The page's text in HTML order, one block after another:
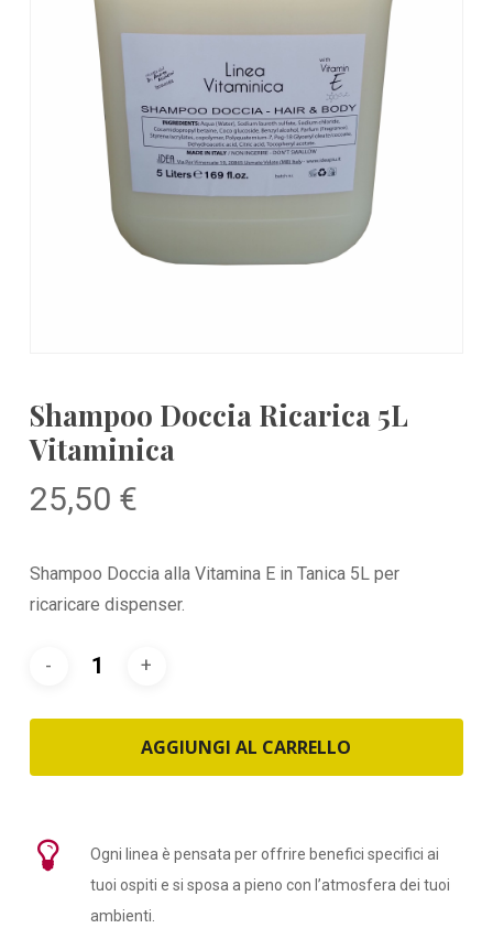
Shampoo Doccia Ricarica 5L
Vitaminica
25,50 €
Shampoo Doccia alla Vitamina E in Tanica 5L per
ricaricare dispenser.
AGGIUNGI AL CARRELLO
Ogni linea è pensata per offrire benefici specifici ai
tuoi ospiti e si sposa a pieno con l’atmosfera dei tuoi
ambienti.